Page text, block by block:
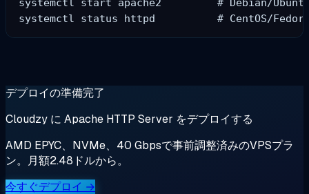
systemctl start apache2         # Debian/
デプロイの準備完了
Cloudzy に Apache HTTP Server をデプロイする
AMD EPYC、NVMe、40 Gbpsで事前調整済みのVPSプラ
ン。月額2.48ドルから。
今すぐデプロイ →